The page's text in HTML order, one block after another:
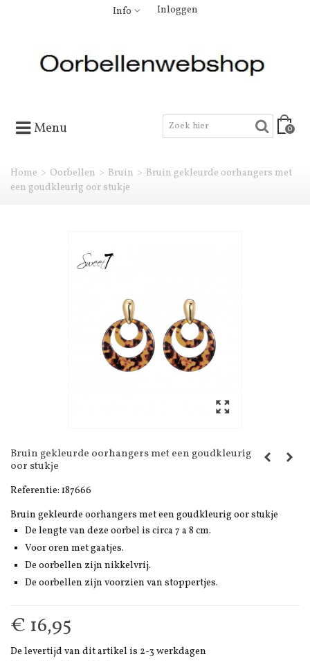
Info Inloggen
Menu 0
Home > Oorbellen > Bruin > Bruin gekleurde oorhangers met
een goudkleurig oor stukje
Bruin gekleurde oorhangers met een goudkleurig
oor stukje
Referentie: 187666
Bruin gekleurde oorhangers met een goudkleurig oor stukje
De lengte van deze oorbel is circa 7 a 8 cm.
Voor oren met gaatjes.
De oorbellen zijn nikkelvrij.
De oorbellen zijn voorzien van stoppertjes.
€ 16,95
De levertijd van dit artikel is 2-3 werkdagen